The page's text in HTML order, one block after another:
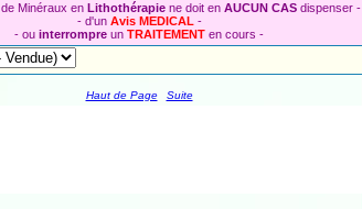
de Minéraux enLithothérapie ne doit enAUCUN CAS dispenser -
- d'unAvis MEDICAL -
- ou interrompre un TRAITEMENT en cours -
Haut de Page Suite